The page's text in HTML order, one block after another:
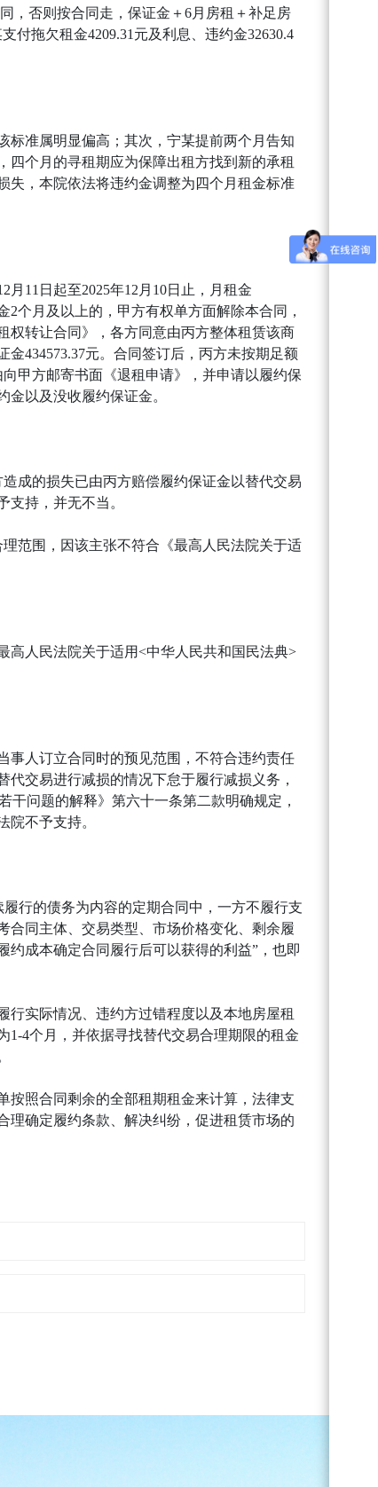
，否则按合同走，保证金＋6月房租＋补足房
付拖欠租金4209.31元及利息、违约金32630.4
标准属明显偏高；其次，宁某提前两个月告知
个月的寻租期应为保障出租方找到新的承租
失，本院依法将违约金调整为四个月租金标准
11日起至2025年12月10日止，月租金
2个月及以上的，甲方有权单方面解除本合同，
权转让合同》，各方同意由丙方整体租赁该商
434573.37元。合同签订后，丙方未按期足额
甲方邮寄书面《退租申请》，并申请以履约保
以及没收履约保证金。
成的损失已由丙方赔偿履约保证金以替代交易
持，并无不当。
范围，因该主张不符合《最高人民法院关于适
高人民法院关于适用<中华人民共和国民法典>
事人订立合同时的预见范围，不符合违约责任
交易进行减损的情况下怠于履行减损义务，
问题的解释》第六十一条第二款明确规定，
不予支持。
行的债务为内容的定期合同中，一方不履行支
合同主体、交易类型、市场价格变化、剩余履
成本确定合同履行后可以获得的利益”，也即
实际情况、违约方过错程度以及本地房屋租
4个月，并依据寻找替代交易合理期限的租金
按照合同剩余的全部租期租金来计算，法律支
理确定履约条款、解决纠纷，促进租赁市场的